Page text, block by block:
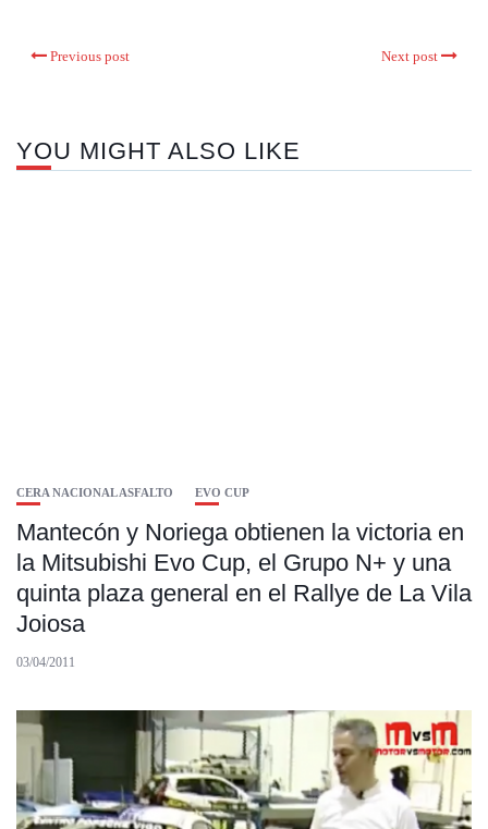
Previous post Next post
YOU MIGHT ALSO LIKE
CERA NACIONAL ASFALTO EVO CUP
Mantecón y Noriega obtienen la victoria en
la Mitsubishi Evo Cup, el Grupo N+ y una
quinta plaza general en el Rallye de La Vila
Joiosa
03/04/2011